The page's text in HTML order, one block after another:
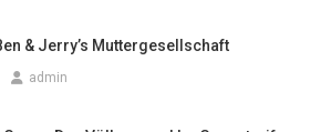
& Jerry’s Muttergesellschaft
admin